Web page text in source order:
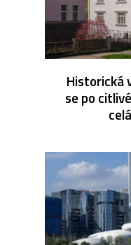
Historická
se po